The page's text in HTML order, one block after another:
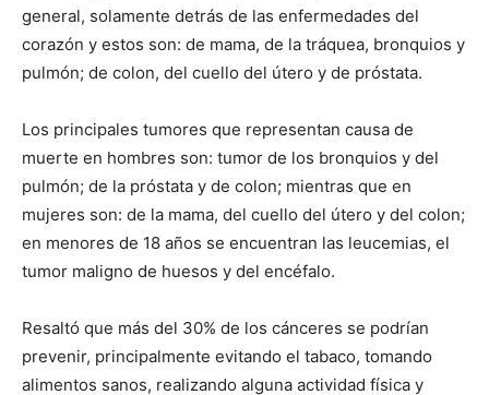
general, solamente detrás de las enfermedades del
corazón y estos son: de mama, de la tráquea, bronquios y
pulmón; de colon, del cuello del útero y de próstata.
Los principales tumores que representan causa de
muerte en hombres son: tumor de los bronquios y del
pulmón; de la próstata y de colon; mientras que en
mujeres son: de la mama, del cuello del útero y del colon;
en menores de 18 años se encuentran las leucemias, el
tumor maligno de huesos y del encéfalo.
Resaltó que más del 30% de los cánceres se podrían
prevenir, principalmente evitando el tabaco, tomando
alimentos sanos, realizando alguna actividad física y